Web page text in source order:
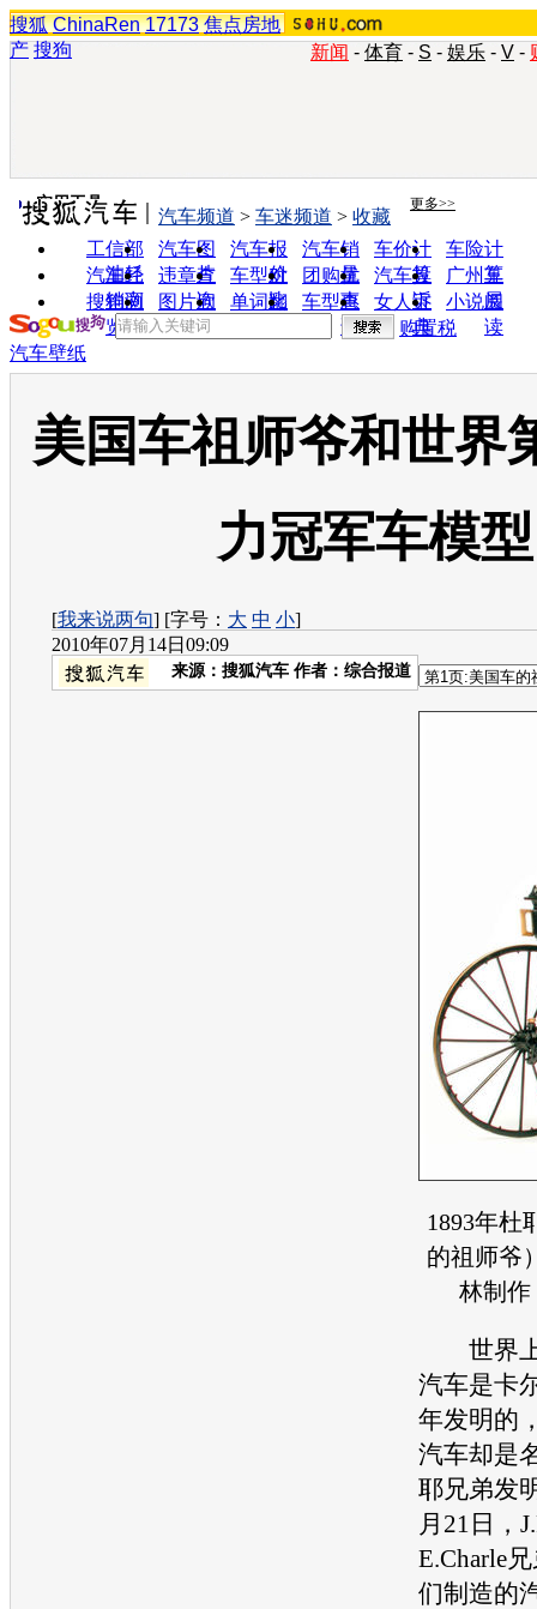
搜狐 ChinaRen 17173 焦点房地
产 搜狗 新闻 - 体育 - S - 娱乐 - V -
实用工具 更多>>
工信部
油耗
汽车图
片
汽车报
价
汽车销
量
车价计
算
车险计
算
汽车经
销商
违章查
询
车型对
比
团购优
惠
汽车投
诉
广州车
展
搜狗浏
览器
图片欣
赏
单词翻
车型查
询
女人宝
典
小说阅
读
汽车频道 > 车迷频道 > 收藏
购置税
汽车壁纸
美国车祖师爷和世界
力冠军车模型
[我来说两句] [字号： 大 中 小]
2010年07月14日09:09
来源： 搜狐汽车 作者：综合报道
1893年杜
的祖师爷
林制作
世界上
汽车是卡
年发明的
汽车却是
耶兄弟发
月21日，
E.Charle
们制造的